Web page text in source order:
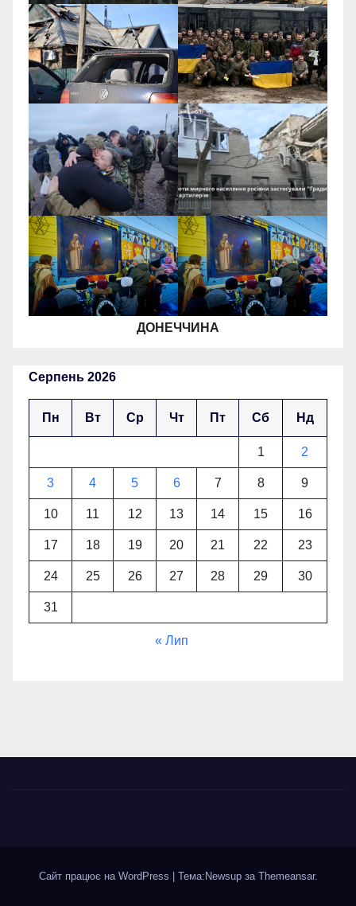
ДОНЕЧЧИНА
Серпень 2026
Пн Вт Ср Чт Пт Сб Нд
1 2
3 4 5 6 7 8 9
10 11 12 13 14 15 16
17 18 19 20 21 22 23
24 25 26 27 28 29 30
31
« Лип
Сайт працює на WordPress Тема:Newsup за Themeansar.